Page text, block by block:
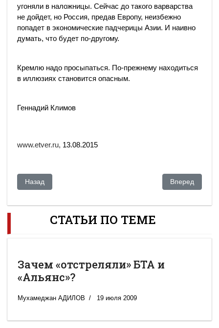
угоняли в наложницы. Сейчас до такого варварства
не дойдет, но Россия, предав Европу, неизбежно
попадет в экономические падчерицы Азии. И наивно
думать, что будет по-другому.
Кремлю надо просыпаться. По-прежнему находиться
в иллюзиях становится опасным.
Геннадий Климов
www.etver.ru, 13.08.2015
Предыдущий: Казахстан и Китай ведут переговоры о
Назад Следующий:
Вперед
СТАТЬИ ПО ТЕМЕ
Зачем «отстреляли» БТА и
«Альянс»?
Мухамеджан АДИЛОВ 19 июля 2009